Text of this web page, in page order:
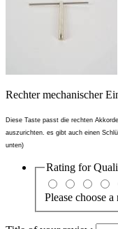
Rechter mechanischer
Diese Taste passt die rechten
auszurichten. es gibt auch einen
unten)
Rating for
Please choose